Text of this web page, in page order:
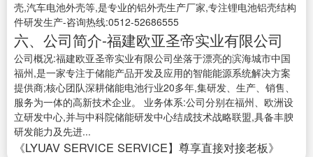
壳,汽车电池外壳等,是专业的铝外壳生产厂家,专注锂电池铝壳结构
件研发生产-咨询热线:0512-52686555
六、公司简介-福建欧亚圣帝实业有限公司
公司概况:福建欧亚圣帝实业有限公司坐落于漂亮的滨海城市中国
福州,是一家专注于储能产品开发及应用的智能能源系统解决方案
提供商;核心团队深耕储能电池行业20多年,集研发、生产、销售、
服务为一体的高新技术企业。 业务体系:公司分别在福州、欧洲设
立研发中心,并与中科院储能研发中心结成技术战略联盟,具备丰腴
研发能力及先进...
《LYUAV SERVICE SERVICE】尊享直接对接老板》